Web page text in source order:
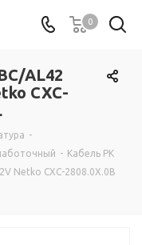
0
AL42
CXC-
-
- Кабель РК
Netko CXC-2808.0X.0B